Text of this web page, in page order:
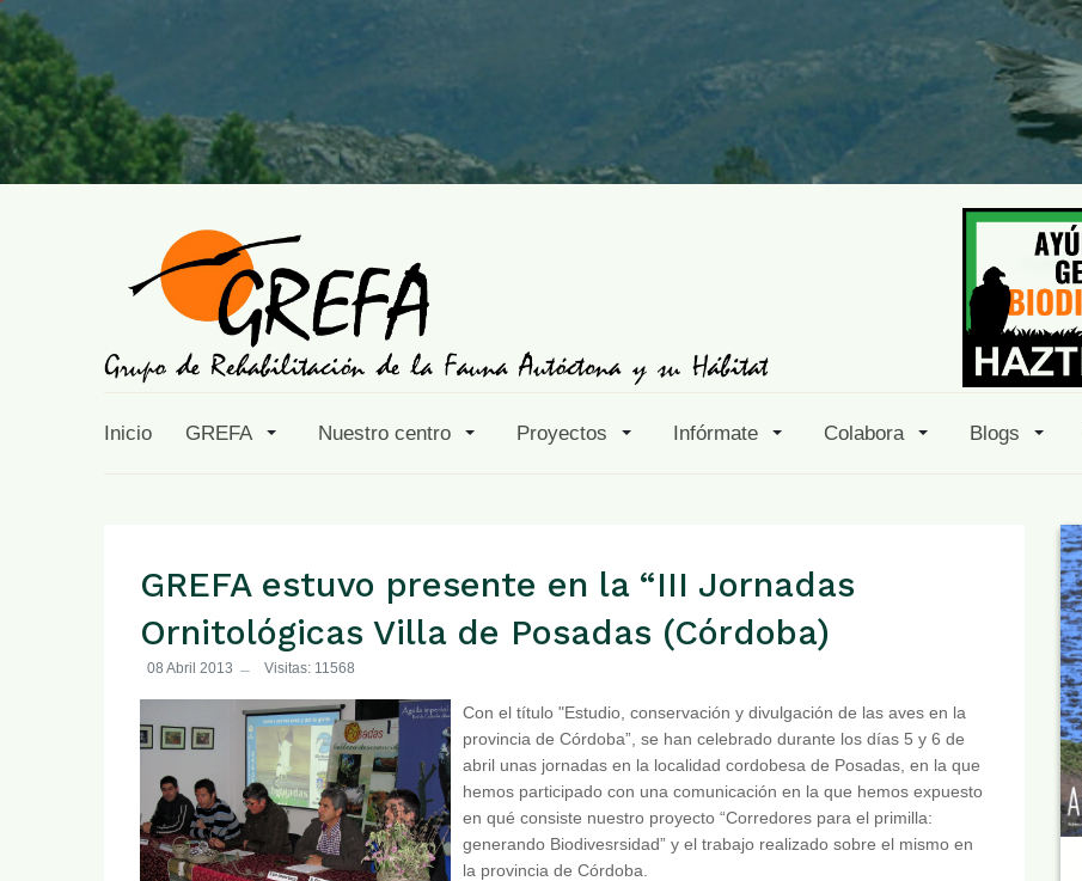
Inicio GREFA Nuestro centro Proyectos Infórmate Colabora Blogs
GREFA estuvo presente en la “III Jornadas
Ornitológicas Villa de Posadas (Córdoba)
08 Abril 2013 Visitas: 11568
Con el título "Estudio, conservación y divulgación de las aves en la
provincia de Córdoba”, se han celebrado durante los días 5 y 6 de
abril unas jornadas en la localidad cordobesa de Posadas, en la que
hemos participado con una comunicación en la que hemos expuesto
en qué consiste nuestro proyecto “Corredores para el primilla:
generando Biodivesrsidad” y el trabajo realizado sobre el mismo en
la provincia de Córdoba.